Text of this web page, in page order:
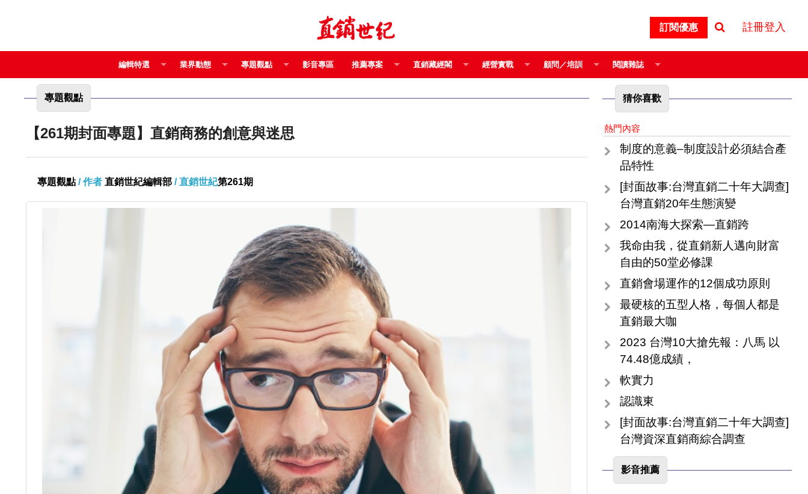
訂閱優惠 註冊登入
編輯特選 業界動態 專題觀點 影音專區 推薦專案 直銷藏經閣 經營實戰 顧問／培訓 閱讀雜誌
專題觀點
【261期封面專題】直銷商務的創意與迷思
專題觀點/ 作者 直銷世紀編輯部 / 直銷世紀第261期
猜你喜歡
熱門內容
制度的意義–制度設計必須結合產
品特性
[封面故事:台灣直銷二十年大調查]
台灣直銷20年生態演變
2014南海大探索—直銷跨
我命由我，從直銷新人邁向財富
自由的50堂必修課
直銷會場運作的12個成功原則
最硬核的五型人格，每個人都是
直銷最大咖
2023 台灣10大搶先報：八馬 以
74.48億成績，
軟實力
認識東
[封面故事:台灣直銷二十年大調查]
台灣資深直銷商綜合調查
影音推薦